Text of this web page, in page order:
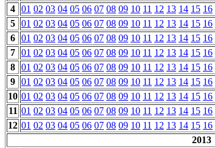
4 01 02 03 04 05 06 07 08 09 10 11 12 13 14 15 16
5 01 02 03 04 05 06 07 08 09 10 11 12 13 14 15 16
6 01 02 03 04 05 06 07 08 09 10 11 12 13 14 15 16
7 01 02 03 04 05 06 07 08 09 10 11 12 13 14 15 16
8 01 02 03 04 05 06 07 08 09 10 11 12 13 14 15 16
9 01 02 03 04 05 06 07 08 09 10 11 12 13 14 15 16
10 01 02 03 04 05 06 07 08 09 10 11 12 13 14 15 16
11 01 02 03 04 05 06 07 08 09 10 11 12 13 14 15 16
12 01 02 03 04 05 06 07 08 09 10 11 12 13 14 15 16
2013